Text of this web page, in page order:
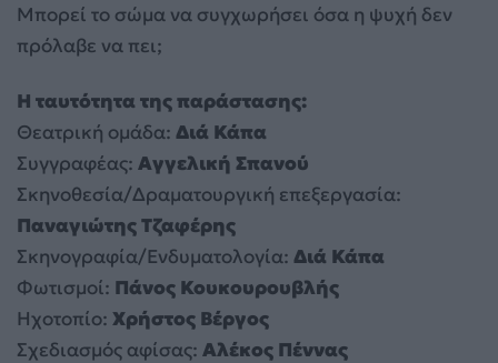
Μπορεί το σώμα να συγχωρήσει όσα η ψυχή δεν
πρόλαβε να πει;
Η ταυτότητα της παράστασης:
Θεατρική ομάδα: Διά Κάπα
Συγγραφέας: Αγγελική Σπανού
Σκηνοθεσία/Δραματουργική επεξεργασία:
Παναγιώτης Τζαφέρης
Σκηνογραφία/Ενδυματολογία: Διά Κάπα
Φωτισμοί: Πάνος Κουκουρουβλής
Ηχοτοπίο: Χρήστος Βέργος
Σχεδιασμός αφίσας: Αλέκος Πέννας